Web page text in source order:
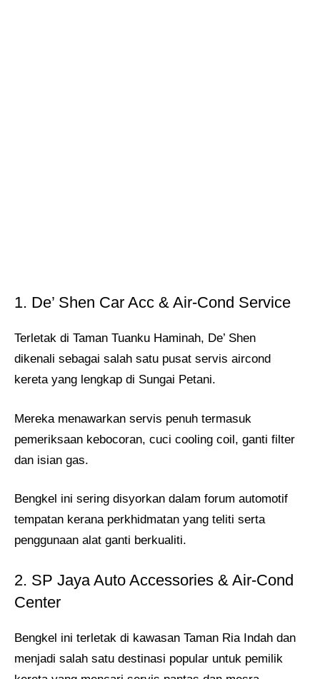
1. De’ Shen Car Acc & Air‑Cond Service
Terletak di Taman Tuanku Haminah, De’ Shen
dikenali sebagai salah satu pusat servis aircond
kereta yang lengkap di Sungai Petani.
Mereka menawarkan servis penuh termasuk
pemeriksaan kebocoran, cuci cooling coil, ganti filter
dan isian gas.
Bengkel ini sering disyorkan dalam forum automotif
tempatan kerana perkhidmatan yang teliti serta
penggunaan alat ganti berkualiti.
2. SP Jaya Auto Accessories & Air‑Cond
Center
Bengkel ini terletak di kawasan Taman Ria Indah dan
menjadi salah satu destinasi popular untuk pemilik